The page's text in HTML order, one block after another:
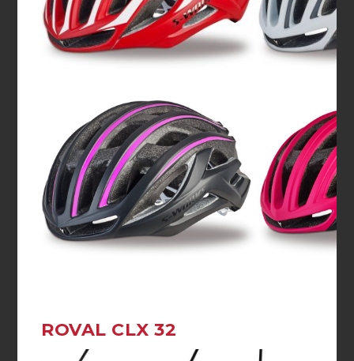
ROVAL CLX 32